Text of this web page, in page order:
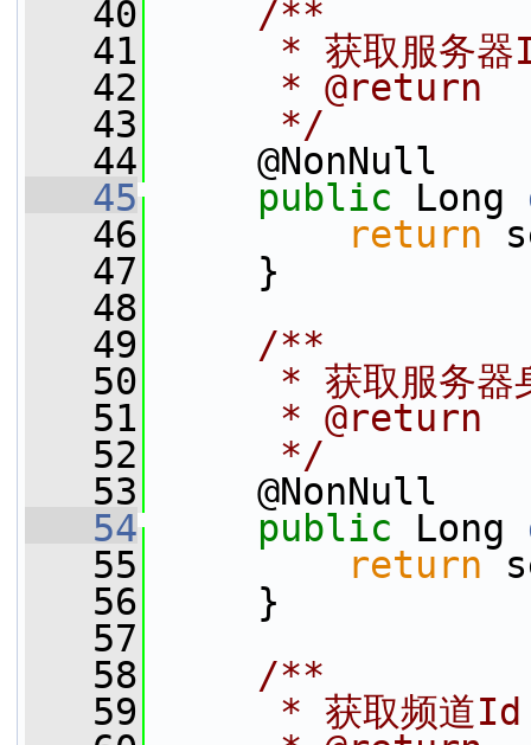
   40
    /**
   41
* 获取服务器
   42
     * @return
   43
     */
   44
@NonNull
   45
public Long
   46
return
   47
}
   48
   49
    /**
   50
* 获取服务器
   51
     * @return
   52
     */
   53
@NonNull
   54
public Long
   55
return
   56
}
   57
   58
    /**
   59
     * 获取频道Id